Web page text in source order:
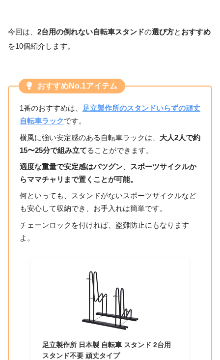
今回は、 2台用の倒れない自転車スタンドの選び方と おすすめ
を10個紹介します。
おすすめNo.1アイテム
1番のおすすめは、 足立製作所のスタンドいらずの頑丈
自転車ラックです。
横風に強い安定感のある自転車ラックは、 大人2人で約
15〜25分で組み立てることができます。
適度な重量で安定感はバツグン、
スポーツサイクルか
らママチャリまで置くことが可能。
何といっても、スタンドがないスポーツサイクルなど
も安心して収納でき、お手入れは簡単です。
チェーンロックを付ければ、盗難防止にもなります
よ。
足立製作所 日本製 自転車 スタンド 2台用
スタンド不要 頑丈タイプ